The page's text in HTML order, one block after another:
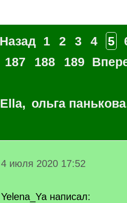
1 2 3 4 5
187 188 189
Ella, ольга панькова
4 июля 2020 17:52
Yelena_Ya написал: